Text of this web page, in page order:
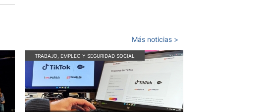
Más noticias >
TRABAJO, EMPLEO Y SEGURIDAD SOCIAL